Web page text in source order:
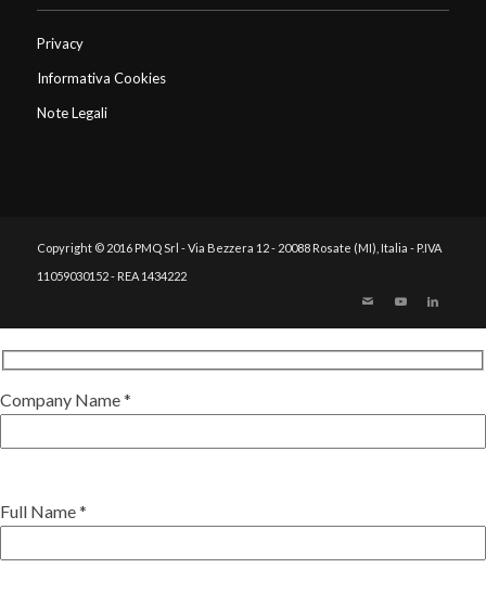
Privacy
Informativa Cookies
Note Legali
Copyright © 2016 PMQ Srl - Via Bezzera 12 - 20088 Rosate (MI), Italia - P.IVA
11059030152 - REA 1434222
Company Name *
Full Name *